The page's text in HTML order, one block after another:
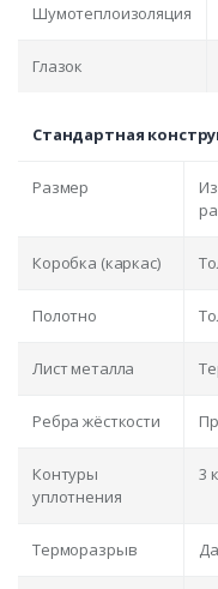
Шумотеплоизоляция
Глазок
Стандартная
Размер
Коробка (каркас)
Полотно
Лист металла
Ребра жёсткости
Контуры
уплотнения
3
Терморазрыв Да